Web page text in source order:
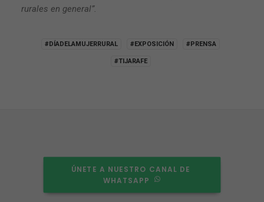
rurales en general”.
#DÍADELAMUJERRURAL #EXPOSICIÓN #PRENSA
#TIJARAFE
ÚNETE A NUESTRO CANAL DE
WHATSAPP